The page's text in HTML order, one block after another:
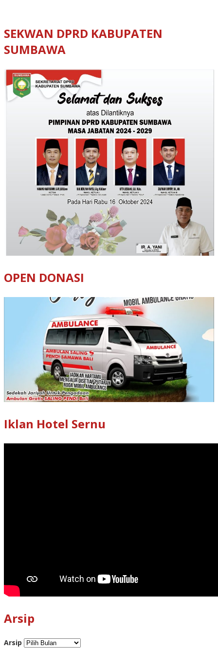
SEKWAN DPRD KABUPATEN
SUMBAWA
OPEN DONASI
Iklan Hotel Sernu
Arsip
Arsip